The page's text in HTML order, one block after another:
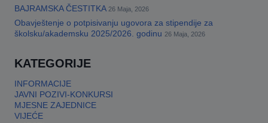
BAJRAMSKA ČESTITKA 26 Maja, 2026
Obavještenje o potpisivanju ugovora za stipendije za
školsku/akademsku 2025/2026. godinu 26 Maja, 2026
KATEGORIJE
INFORMACIJE
JAVNI POZIVI-KONKURSI
MJESNE ZAJEDNICE
VIJEĆE
This will close in 17 seconds